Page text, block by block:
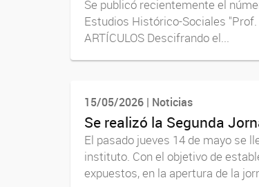
Se publicó recientemente el
Estudios Histórico-Sociales
ARTÍCULOS Descifrando el...
15/05/2026 | Noticias
Se realizó la Segunda
El pasado jueves 14 de mayo se
instituto. Con el objetivo de
expuestos, en la apertura de la